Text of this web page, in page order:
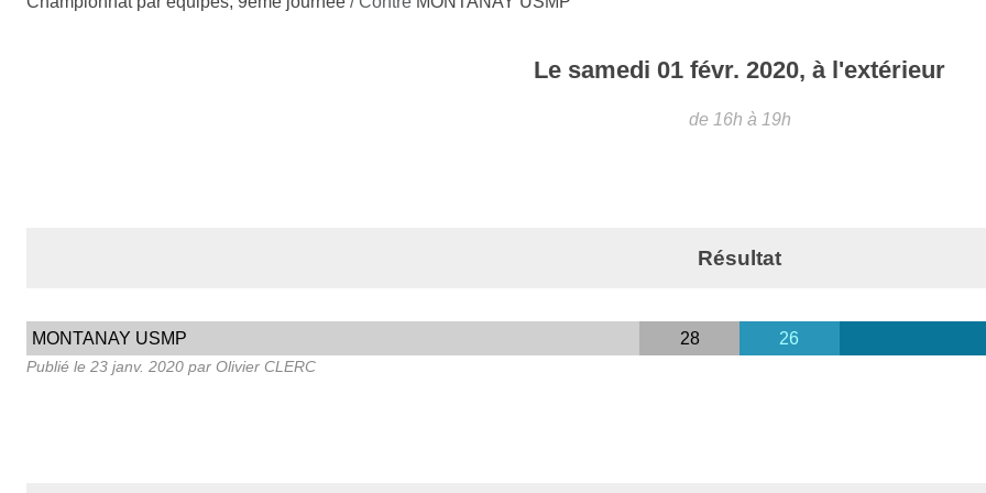
Le samedi 01 févr. 2020, à l'extérieur
de 16h à 19h
Résultat
MONTANAY USMP 28 26
Publié le 23 janv. 2020 par Olivier CLERC